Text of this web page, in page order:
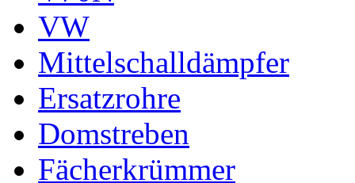
VW
Mittelschalldämpfer
Ersatzrohre
Domstreben
Fächerkrümmer